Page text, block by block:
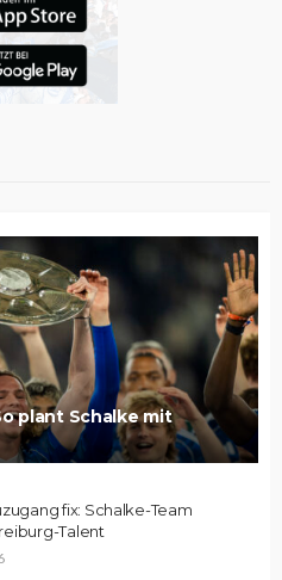
plant Schalke mit
fix: Schalke-Team
Talent